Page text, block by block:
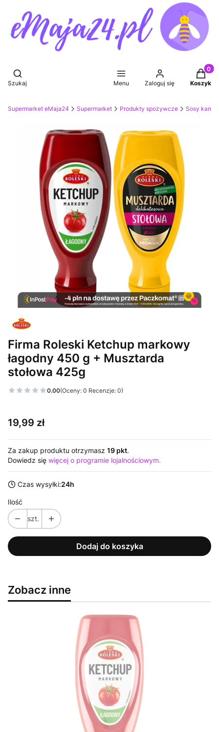
Otwórz wyszukiwarkę
Szukaj Menu Zaloguj się Koszyk
Supermarket eMaja24 Supermarket Produkty spożywcze Sosy
Firma Roleski Ketchup markowy
łagodny 450 g + Musztarda
stołowa 425g
0.00(Oceny: 0 Recenzje: 0)
Cena
19,99 zł
Za zakup produktu otrzymasz 19 pkt.
Dowiedz się więcej o programie lojalnościowym.
Czas wysyłki:24h
Ilość
szt.
Dodaj do koszyka
Zobacz inne